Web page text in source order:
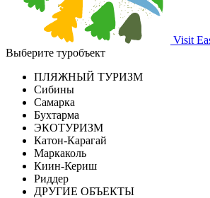
Visit
Выберите туробъект
ПЛЯЖНЫЙ ТУРИЗМ
Сибины
Самарка
Бухтарма
ЭКОТУРИЗМ
Катон-Карагай
Маркаколь
Киин-Кериш
Риддер
ДРУГИЕ ОБЪЕКТЫ